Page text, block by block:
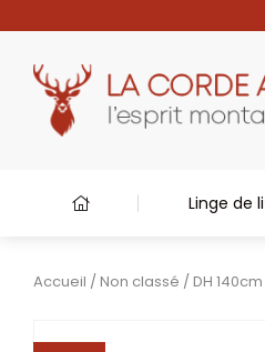
Linge de
Accueil / Non classé / DH